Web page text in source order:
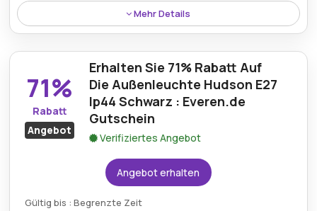
Mehr Details
Erhalten Sie bis zu 80% Rabatt auf die elegante
Wandaufbauleuchte Zilly Down Copper, eine
raffinierte Leuchte aus der Leuchtenkollektion von
Everen DE.
71%
Rabatt
Angebot
Erhalten Sie 71% Rabatt Auf
Die Außenleuchte Hudson E27
Ip44 Schwarz : Everen.de
Gutschein
Verifiziertes Angebot
Angebot erhalten
Gültig bis : Begrenzte Zeit